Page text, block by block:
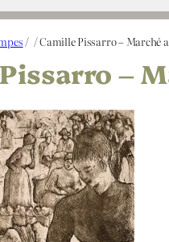
/ / Camille Pissarro – Marché
–